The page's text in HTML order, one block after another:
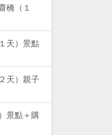
橋（１
天）景點
天）親子
景點＋購